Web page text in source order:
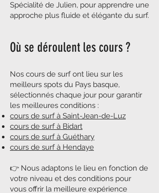
Spécialité de Julien, pour apprendre une
approche plus fluide et élégante du surf.
Où se déroulent les cours ?
Nos cours de surf ont lieu sur les
meilleurs spots du Pays basque,
sélectionnés chaque jour pour garantir
les meilleures conditions :
cours de surf à Saint-Jean-de-Luz
cours de surf à Bidart
cours de surf à Guéthary
cours de surf à Hendaye
👉 Nous adaptons le lieu en fonction de
votre niveau et des conditions pour
vous offrir la meilleure expérience